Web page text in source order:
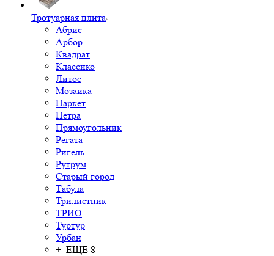
Тротуарная плита
Абрис
Арбор
Квадрат
Классико
Литос
Мозаика
Паркет
Петра
Прямоугольник
Регата
Ригель
Рутрум
Старый город
Табула
Трилистник
ТРИО
Туртур
Урбан
+ ЕЩЕ 8